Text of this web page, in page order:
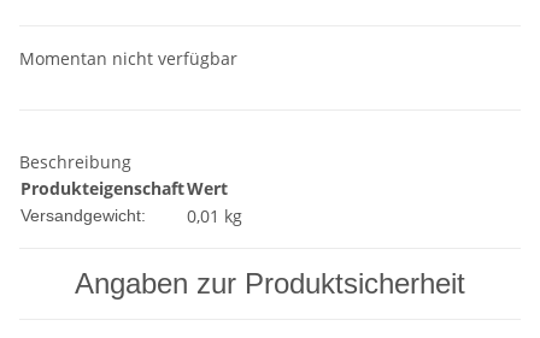
Momentan nicht verfügbar
Beschreibung
ProdukteigenschaftWert
Versandgewicht: 0,01 kg
Angaben zur Produktsicherheit